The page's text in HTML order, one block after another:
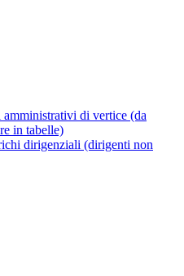
amministrativi di vertice (da
in tabelle)
dirigenziali (dirigenti non